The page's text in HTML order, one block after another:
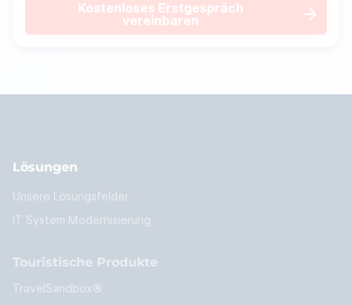
Kostenloses Erstgespräch
vereinbaren
Lösungen
Unsere Lösungsfelder
IT System Modernisierung
Touristische Produkte
TravelSandbox®